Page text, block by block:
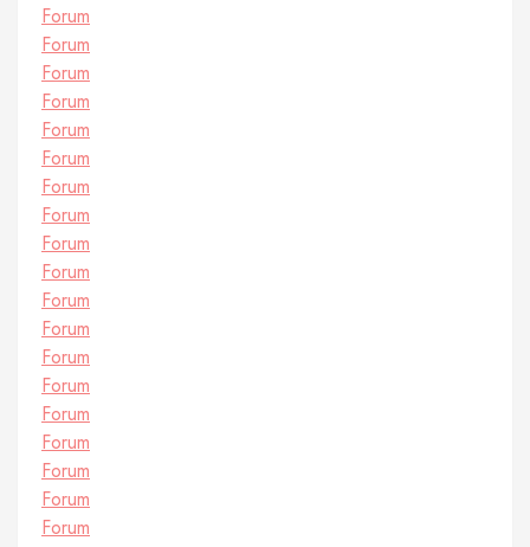
Forum
Forum
Forum
Forum
Forum
Forum
Forum
Forum
Forum
Forum
Forum
Forum
Forum
Forum
Forum
Forum
Forum
Forum
Forum